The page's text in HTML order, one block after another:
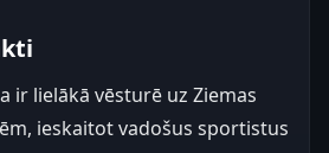
ir lielākā vēsturē uz Ziemas
ieskaitot vadošus sportistus